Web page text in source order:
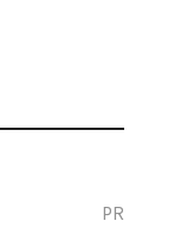
PR